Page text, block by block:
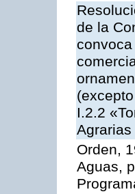
de la
I.2.2
Orden,
Aguas,